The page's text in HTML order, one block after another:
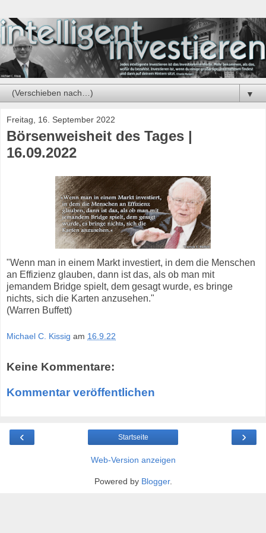
▼
Freitag, 16. September 2022
Börsenweisheit des Tages |
16.09.2022
"Wenn man in einem Markt investiert, in dem die Menschen
an Effizienz glauben, dann ist das, als ob man mit
jemandem Bridge spielt, dem gesagt wurde, es bringe
nichts, sich die Karten anzusehen."
(Warren Buffett)
Michael C. Kissig am 16.9.22
Keine Kommentare:
Kommentar veröffentlichen
‹ ›
Startseite
Web-Version anzeigen
Powered by Blogger.